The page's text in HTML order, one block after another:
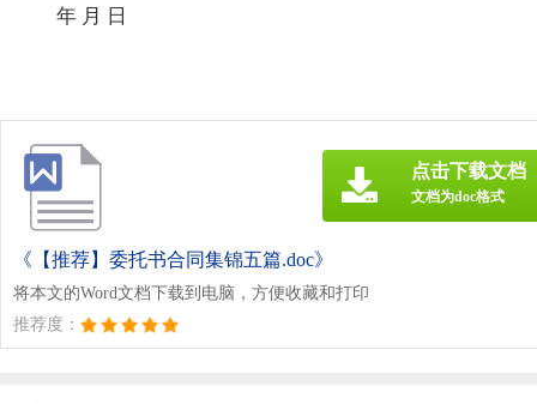
年 月 日
《【推荐】委托书合同集锦五篇.doc》
将本文的Word文档下载到电脑，方便收藏和打印
推荐度：
点击下载文档
文档为doc格式